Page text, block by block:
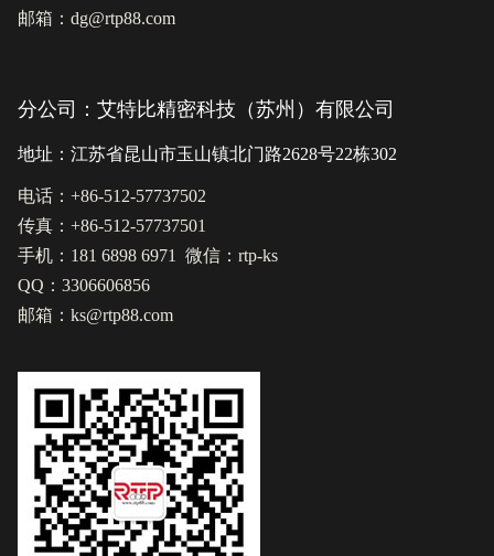
邮箱：dg@rtp88.com
分公司：艾特比精密科技（苏州）有限公司
地址：江苏省昆山市玉山镇北门路2628号22栋302
电话：+86-512-57737502
传真：+86-512-57737501
手机：181 6898 6971 微信：rtp-ks
QQ：3306606856
邮箱：ks@rtp88.com